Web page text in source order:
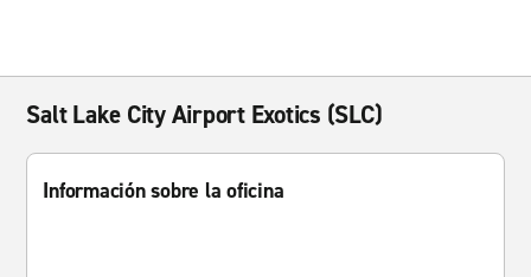
Salt Lake City Airport Exotics (SLC)
Información sobre la oficina